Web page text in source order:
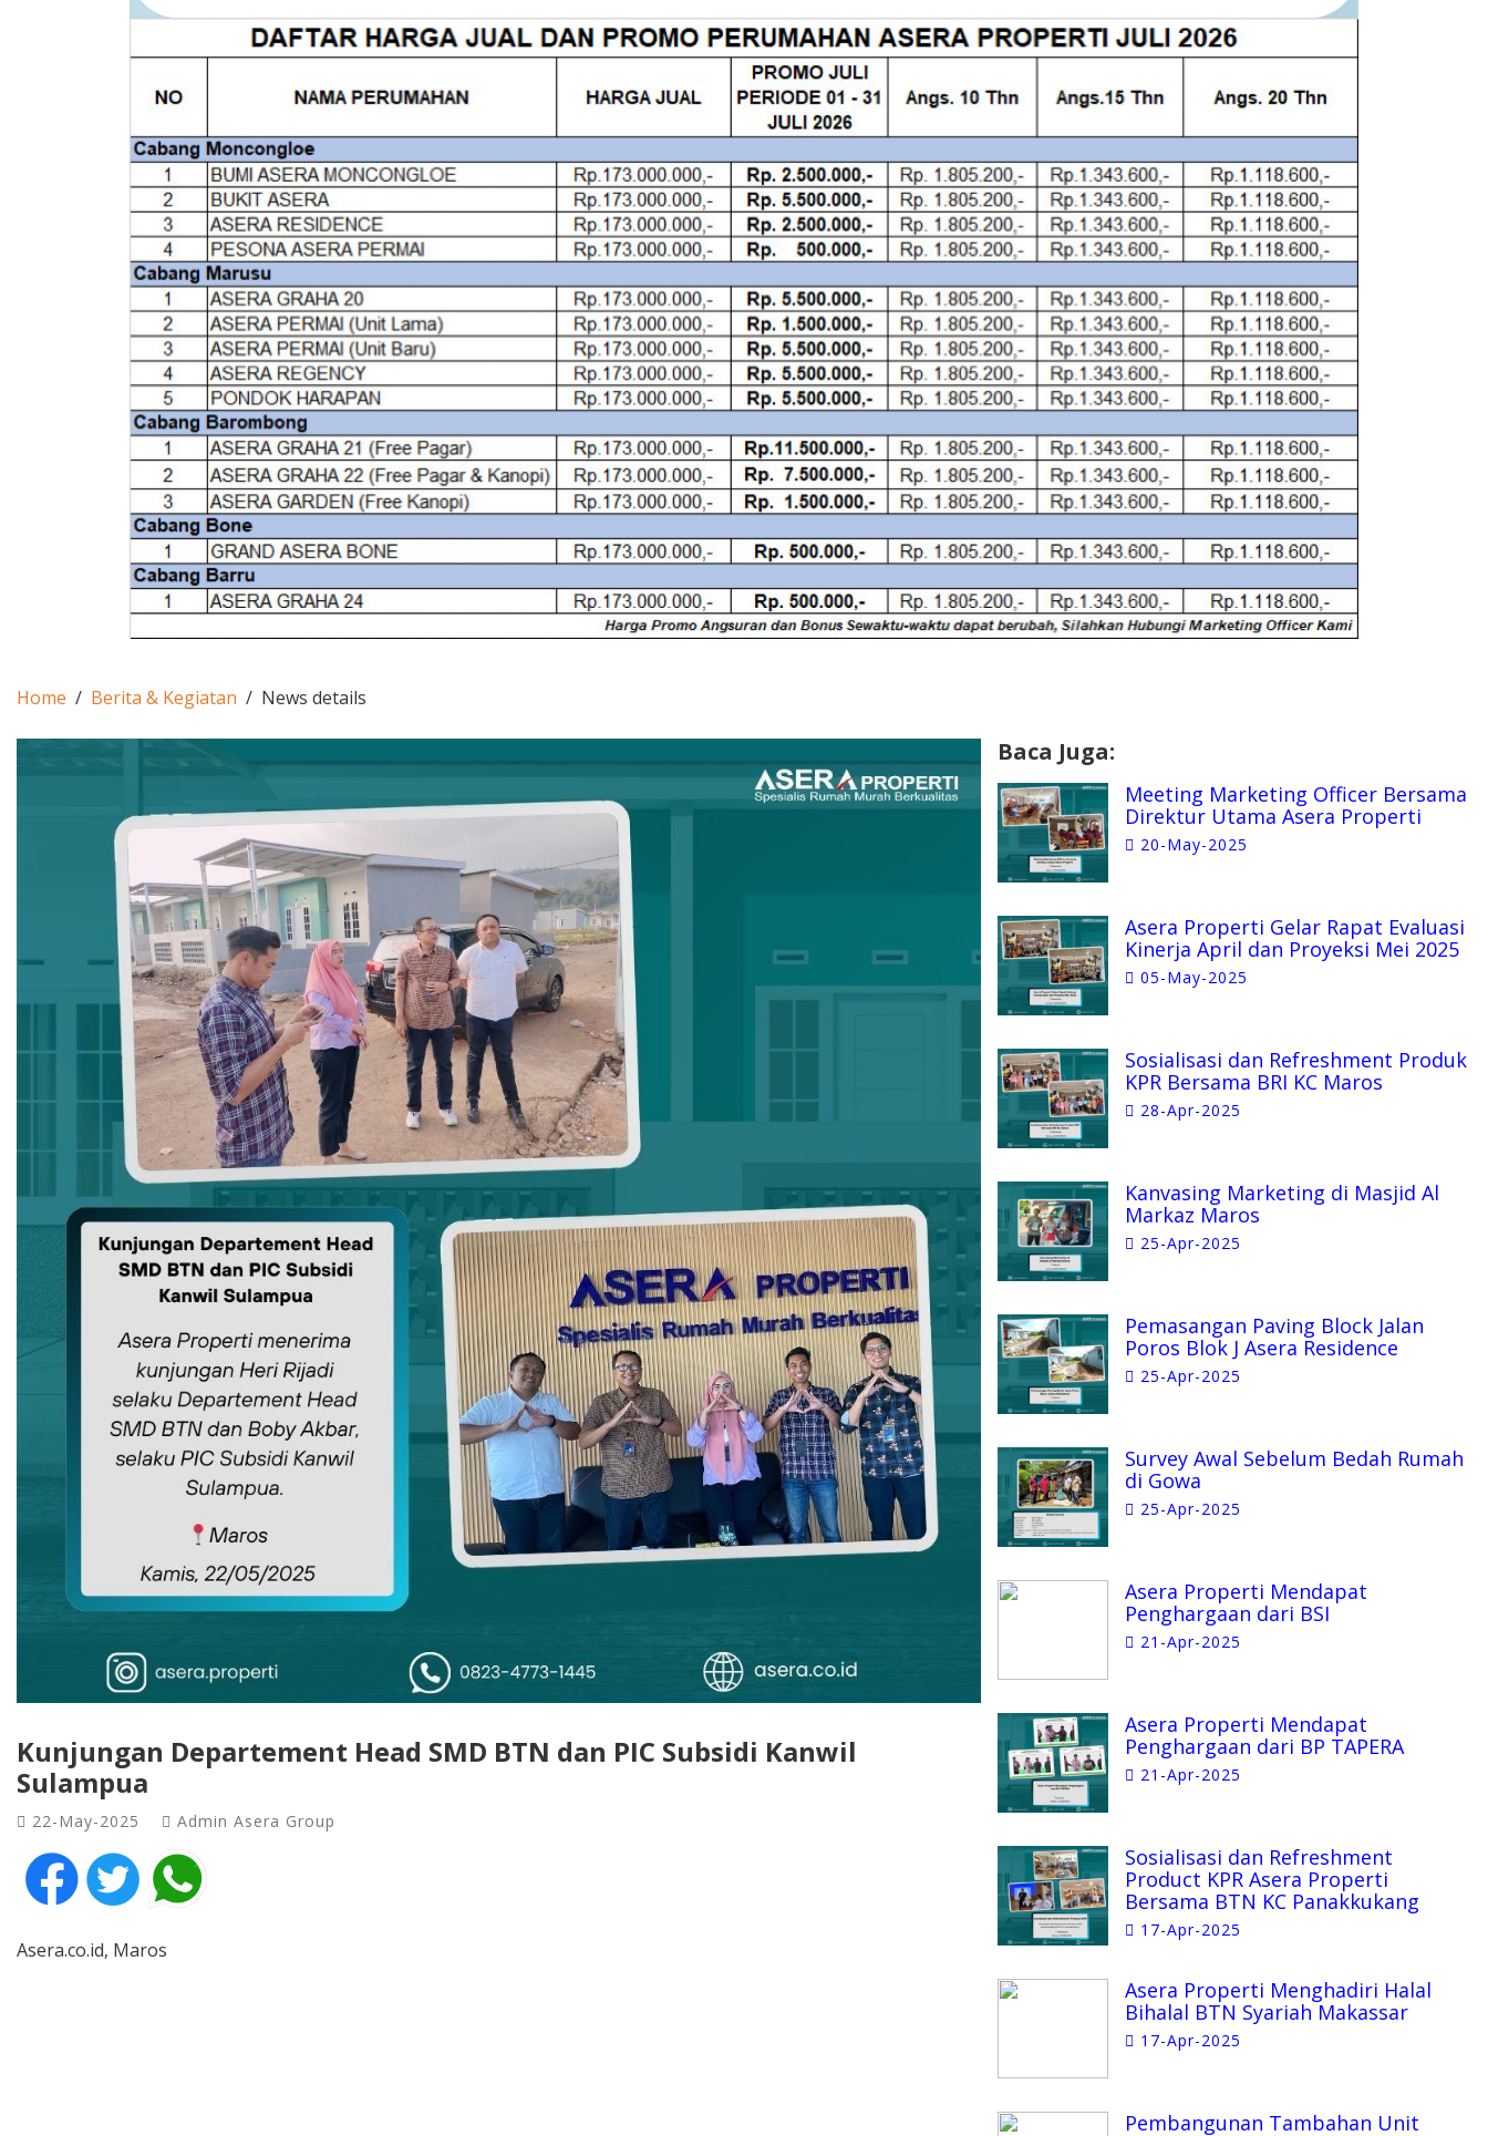
Home Berita & Kegiatan News details
Kunjungan Departement Head SMD BTN dan PIC Subsidi Kanwil
Sulampua
22-May-2025 Admin Asera Group
Asera.co.id, Maros
Baca Juga:
Meeting Marketing Officer Bersama
Direktur Utama Asera Properti
20-May-2025
Asera Properti Gelar Rapat Evaluasi
Kinerja April dan Proyeksi Mei 2025
05-May-2025
Sosialisasi dan Refreshment Produk
KPR Bersama BRI KC Maros
28-Apr-2025
Kanvasing Marketing di Masjid Al
Markaz Maros
25-Apr-2025
Pemasangan Paving Block Jalan
Poros Blok J Asera Residence
25-Apr-2025
Survey Awal Sebelum Bedah Rumah
di Gowa
25-Apr-2025
Asera Properti Mendapat
Penghargaan dari BSI
21-Apr-2025
Asera Properti Mendapat
Penghargaan dari BP TAPERA
21-Apr-2025
Sosialisasi dan Refreshment
Product KPR Asera Properti
Bersama BTN KC Panakkukang
17-Apr-2025
Asera Properti Menghadiri Halal
Bihalal BTN Syariah Makassar
17-Apr-2025
Pembangunan Tambahan Unit